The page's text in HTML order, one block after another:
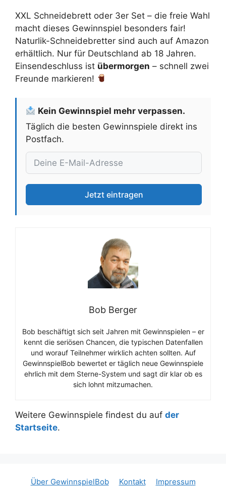
XXL Schneidebrett oder 3er Set – die freie Wahl
macht dieses Gewinnspiel besonders fair!
Naturlik-Schneidebretter sind auch auf Amazon
erhältlich. Nur für Deutschland ab 18 Jahren.
Einsendeschluss ist übermorgen – schnell zwei
Freunde markieren!
Kein Gewinnspiel mehr verpassen.
Täglich die besten Gewinnspiele direkt ins
Postfach.
Jetzt eintragen
Bob Berger
Bob beschäftigt sich seit Jahren mit Gewinnspielen – er
kennt die seriösen Chancen, die typischen Datenfallen
und worauf Teilnehmer wirklich achten sollten. Auf
GewinnspielBob bewertet er täglich neue Gewinnspiele
ehrlich mit dem Sterne-System und sagt dir klar ob es
sich lohnt mitzumachen.
Weitere Gewinnspiele findest du auf der
Startseite.
Über GewinnspielBob Kontakt Impressum